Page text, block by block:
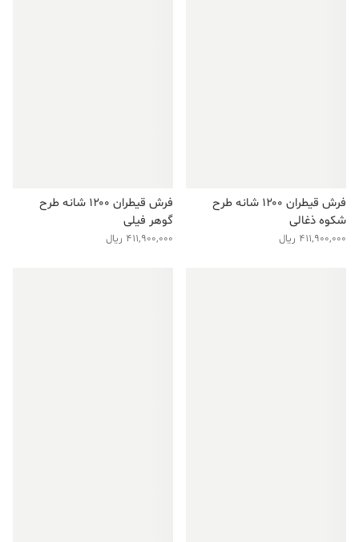
فرش قیطران ۱۲۰۰ شانه طرح
شکوه ذغالی
411,900,000 ریال
فرش قیطران ۱۲۰۰ شانه طرح
گوهر فیلی
411,900,000 ریال